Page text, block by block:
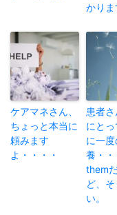
かりま
ケアマネさん、
ちょっと本当に
頼みます
よ・・・・
患者
にと
に一
養・
them
ど、
い。